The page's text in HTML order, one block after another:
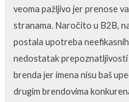
veoma pažljivo jer prenose
stranama. Naročito u B2B,
postala upotreba
nedostatak
brenda jer imena nisu baš
drugim brendovima